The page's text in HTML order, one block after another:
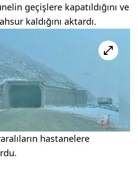
geçişlere kapatıldığını ve
kaldığını aktardı.
hastanelere